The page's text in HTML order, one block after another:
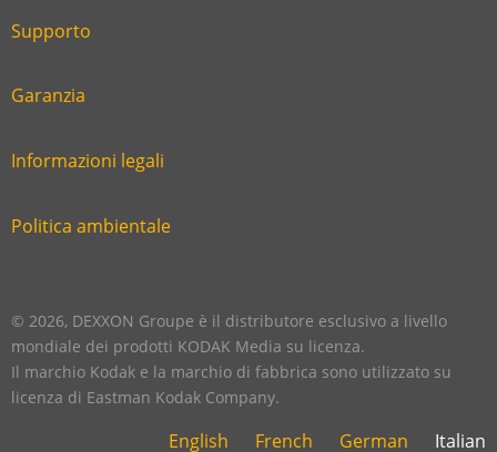
footer
six
Link
second
Supporto
Link
third
Garanzia
Link
fourth
Informazioni legali
Link
footer
Politica ambientale
© 2026, DEXXON Groupe è il distributore esclusivo a livello
mondiale dei prodotti KODAK Media su licenza.
Il marchio Kodak e la marchio di fabbrica sono utilizzato su
licenza di Eastman Kodak Company.
English French German Italian